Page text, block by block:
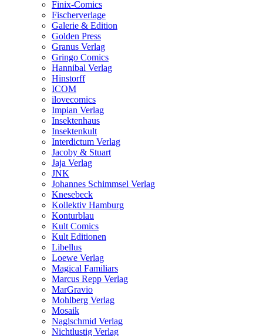
Finix-Comics
Fischerverlage
Galerie & Edition
Golden Press
Granus Verlag
Gringo Comics
Hannibal Verlag
Hinstorff
ICOM
ilovecomics
Impian Verlag
Insektenhaus
Insektenkult
Interdictum Verlag
Jacoby & Stuart
Jaja Verlag
JNK
Johannes Schimmsel Verlag
Knesebeck
Kollektiv Hamburg
Konturblau
Kult Comics
Kult Editionen
Libellus
Loewe Verlag
Magical Familiars
Marcus Repp Verlag
MarGravio
Mohlberg Verlag
Mosaik
Naglschmid Verlag
Nichtlustig Verlag